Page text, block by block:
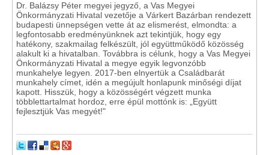
Dr. Balázsy Péter megyei jegyző, a Vas Megyei
Önkormányzati Hivatal vezetője a Várkert Bazárban rendezett
budapesti ünnepségen vette át az elismerést, elmondta: a
legfontosabb eredményünknek azt tekintjük, hogy egy
hatékony, szakmailag felkészült, jól együttműködő közösség
alakult ki a hivatalban. Továbbra is célunk, hogy a Vas Megyei
Önkormányzati Hivatal a megye egyik legvonzóbb
munkahelye legyen. 2017-ben elnyertük a Családbarát
munkahely címet, idén a megújult honlapunk minőségi díjat
kapott. Hisszük, hogy a közösségért végzett munka
többlettartalmat hordoz, erre épül mottónk is: „Együtt
fejlesztjük Vas megyét!"